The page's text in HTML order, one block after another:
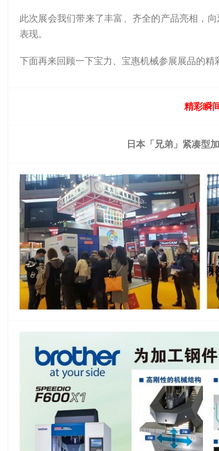
此次展会我们带来了丰富、齐全的产品亮相，
表现。
下面再来回顾一下宝力、宝惠机械参展展品的精
精彩瞬
日本「兄弟」紧凑型